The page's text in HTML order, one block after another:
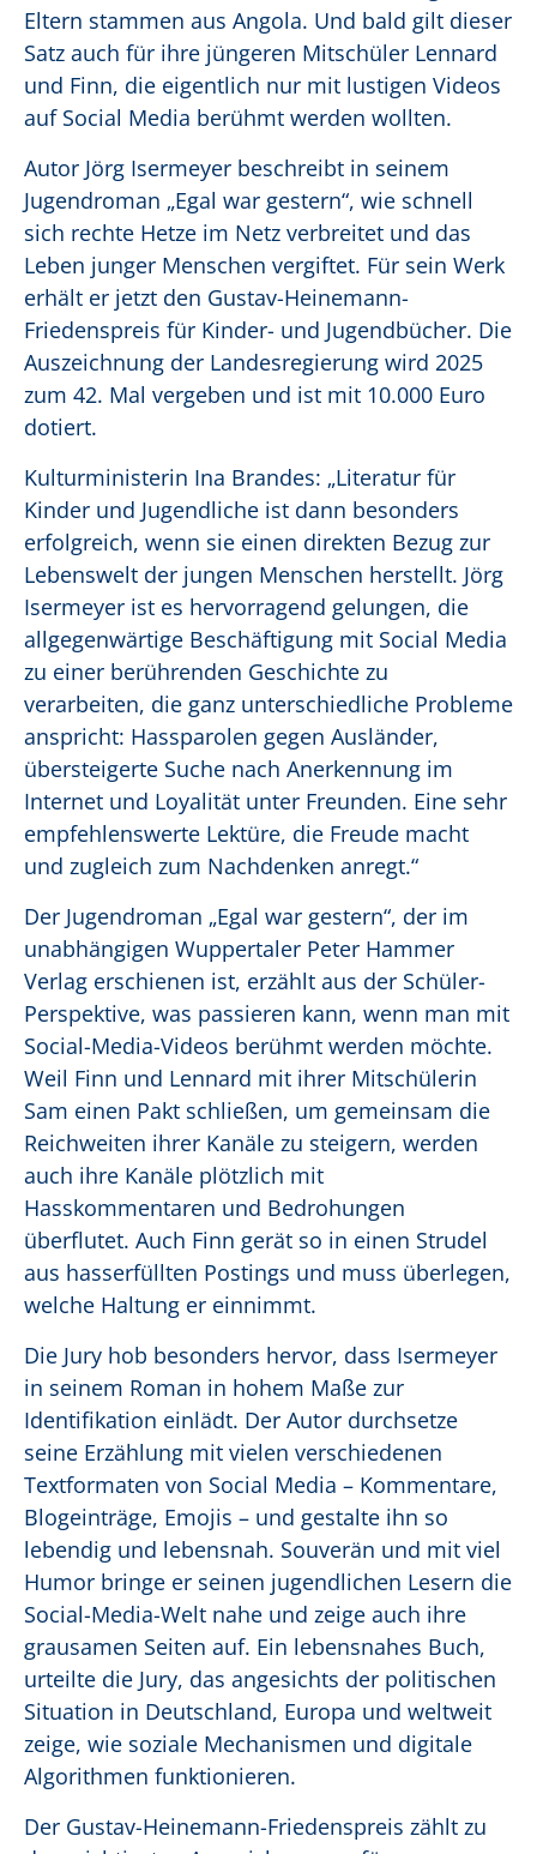
Eltern stammen aus Angola. Und bald gilt dieser
Satz auch für ihre jüngeren Mitschüler Lennard
und Finn, die eigentlich nur mit lustigen Videos
auf Social Media berühmt werden wollten.
Autor Jörg Isermeyer beschreibt in seinem
Jugendroman „Egal war gestern“, wie schnell
sich rechte Hetze im Netz verbreitet und das
Leben junger Menschen vergiftet. Für sein Werk
erhält er jetzt den Gustav-Heinemann-
Friedenspreis für Kinder- und Jugendbücher. Die
Auszeichnung der Landesregierung wird 2025
zum 42. Mal vergeben und ist mit 10.000 Euro
dotiert.
Kulturministerin Ina Brandes: „Literatur für
Kinder und Jugendliche ist dann besonders
erfolgreich, wenn sie einen direkten Bezug zur
Lebenswelt der jungen Menschen herstellt. Jörg
Isermeyer ist es hervorragend gelungen, die
allgegenwärtige Beschäftigung mit Social Media
zu einer berührenden Geschichte zu
verarbeiten, die ganz unterschiedliche Probleme
anspricht: Hassparolen gegen Ausländer,
übersteigerte Suche nach Anerkennung im
Internet und Loyalität unter Freunden. Eine sehr
empfehlenswerte Lektüre, die Freude macht
und zugleich zum Nachdenken anregt.“
Der Jugendroman „Egal war gestern“, der im
unabhängigen Wuppertaler Peter Hammer
Verlag erschienen ist, erzählt aus der Schüler-
Perspektive, was passieren kann, wenn man mit
Social-Media-Videos berühmt werden möchte.
Weil Finn und Lennard mit ihrer Mitschülerin
Sam einen Pakt schließen, um gemeinsam die
Reichweiten ihrer Kanäle zu steigern, werden
auch ihre Kanäle plötzlich mit
Hasskommentaren und Bedrohungen
überflutet. Auch Finn gerät so in einen Strudel
aus hasserfüllten Postings und muss überlegen,
welche Haltung er einnimmt.
Die Jury hob besonders hervor, dass Isermeyer
in seinem Roman in hohem Maße zur
Identifikation einlädt. Der Autor durchsetze
seine Erzählung mit vielen verschiedenen
Textformaten von Social Media – Kommentare,
Blogeinträge, Emojis – und gestalte ihn so
lebendig und lebensnah. Souverän und mit viel
Humor bringe er seinen jugendlichen Lesern die
Social-Media-Welt nahe und zeige auch ihre
grausamen Seiten auf. Ein lebensnahes Buch,
urteilte die Jury, das angesichts der politischen
Situation in Deutschland, Europa und weltweit
zeige, wie soziale Mechanismen und digitale
Algorithmen funktionieren.
Der Gustav-Heinemann-Friedenspreis zählt zu